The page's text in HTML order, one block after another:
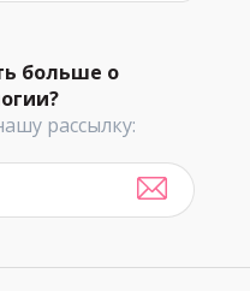
больше о
рассылку: